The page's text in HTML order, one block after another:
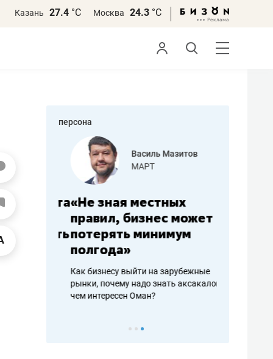
Казань 27.4 °С Москва 24.3 °С
персона
работа
Василь Мазитов
МАРТ
«Не зная местных
правил, бизнес может
потерять минимум
полгода»
Как бизнесу выйти на зарубежные
рынки, почему надо знать аксакалов и
чем интересен Оман?